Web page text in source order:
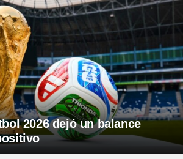
2026 dejó un balance